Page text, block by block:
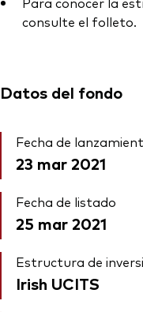
consulte el folleto.
Datos del fondo
Fecha de
23 mar 2021
Fecha de listado
25 mar 2021
Estructura de
Irish UCITS